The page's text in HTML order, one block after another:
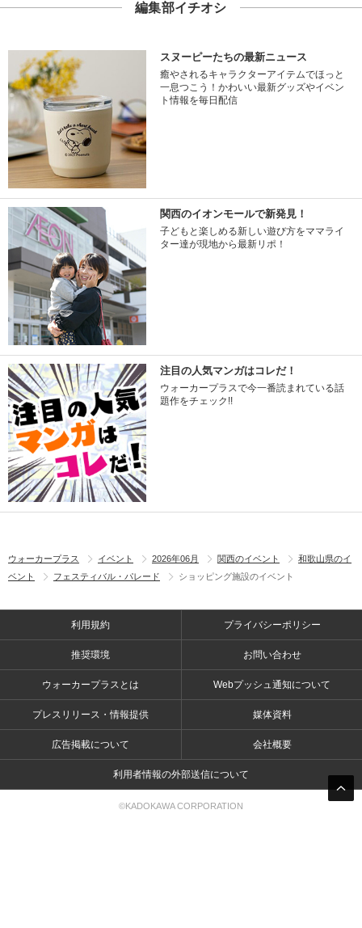
編集部イチオシ
スヌーピーたちの最新ニュース
癒やされるキャラクターアイテムでほっと
一息つこう！かわいい最新グッズやイベン
ト情報を毎日配信
関西のイオンモールで新発見！
子どもと楽しめる新しい遊び方をママライ
ター達が現地から最新リポ！
注目の人気マンガはコレだ！
ウォーカープラスで今一番読まれている話
題作をチェック!!
ウォーカープラス イベント 2026年06月 関西のイベント
和歌山県のイ
ベント
フェスティバル・パレード ショッピング施設のイベント
利用規約 プライバシーポリシー
推奨環境 お問い合わせ
ウォーカープラスとは Webプッシュ通知について
プレスリリース・情報提供 媒体資料
広告掲載について 会社概要
利用者情報の外部送信について
©KADOKAWA CORPORATION